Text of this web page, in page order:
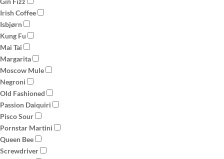
Irish Coffee
Isbjørn
Kung Fu
Mai Tai
Margarita
Moscow Mule
Negroni
Old Fashioned
Passion Daiquiri
Pisco Sour
Pornstar Martini
Queen Bee
Screwdriver